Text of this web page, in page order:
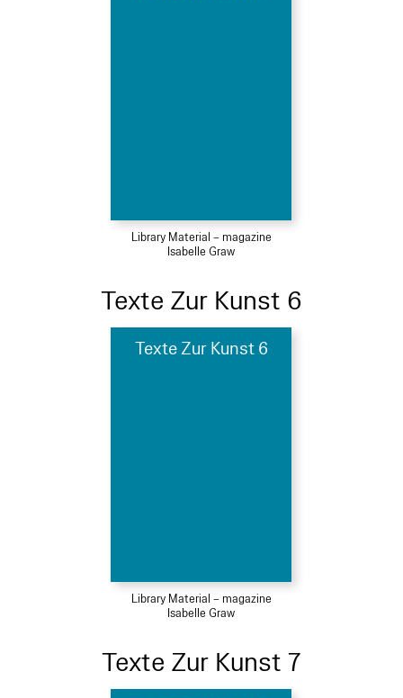
Library Material – magazine
Isabelle Graw
Texte Zur Kunst 6
Texte Zur Kunst 6
Library Material – magazine
Isabelle Graw
Texte Zur Kunst 7